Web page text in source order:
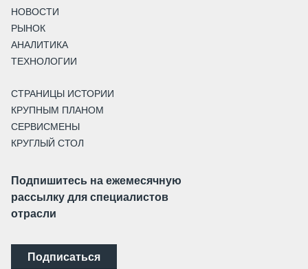
НОВОСТИ
РЫНОК
АНАЛИТИКА
ТЕХНОЛОГИИ
СТРАНИЦЫ ИСТОРИИ
КРУПНЫМ ПЛАНОМ
СЕРВИСМЕНЫ
КРУГЛЫЙ СТОЛ
Подпишитесь на ежемесячную
рассылку для специалистов
отрасли
Подписаться